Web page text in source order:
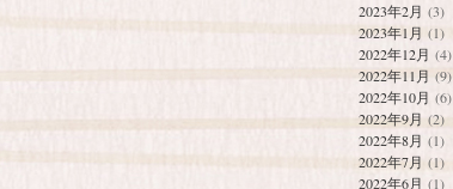
2023年2月 (3)
2023年1月 (1)
2022年12月 (4)
2022年11月 (9)
2022年10月 (6)
2022年9月 (2)
2022年8月 (1)
2022年7月(1)
2022年6月 (1)